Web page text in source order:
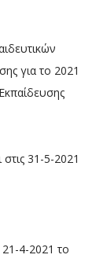
για το 2021
31-5-2021
21-4-2021 το